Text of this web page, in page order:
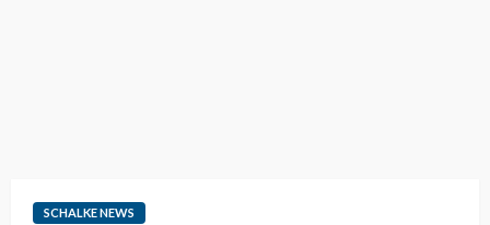
SCHALKE NEWS